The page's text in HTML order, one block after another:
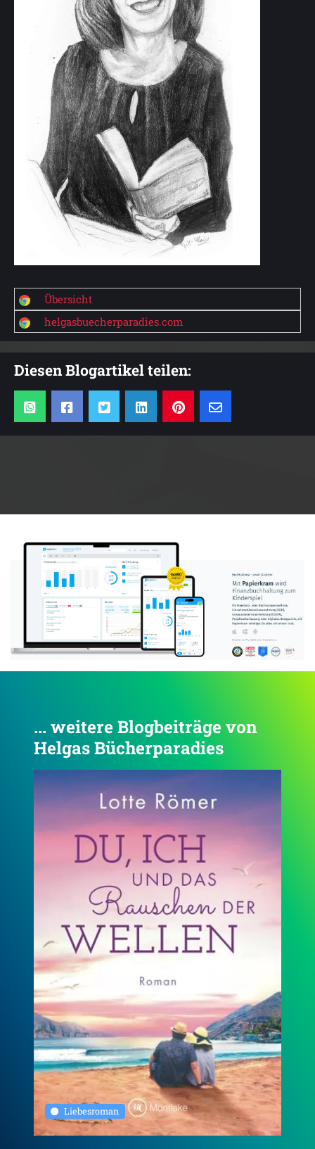
Übersicht
helgasbuecherparadies.com
Diesen Blogartikel teilen:
... weitere Blogbeiträge von
Helgas Bücherparadies
Liebesroman